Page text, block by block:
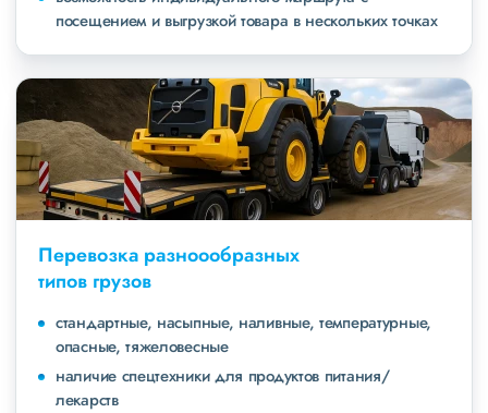
посещением и выгрузкой товара в нескольких точках
Перевозка разноообразных
типов грузов
стандартные, насыпные, наливные, температурные,
опасные, тяжеловесные
наличие спецтехники для продуктов питания/
лекарств